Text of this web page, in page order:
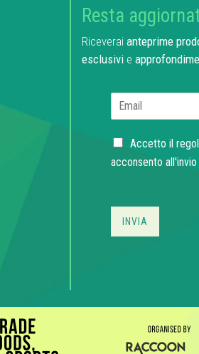
Resta
Riceveraianteprime
esclusivie
*
C
e
b
x
Accetto il
acconsento
INVIA